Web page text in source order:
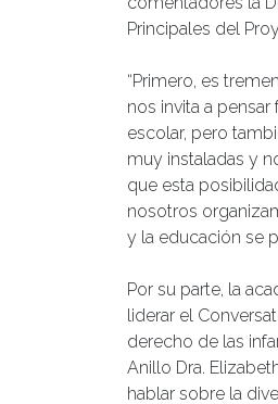
Principales del
“Primero, es
nos invita a
escolar, pero
muy instaladas y
que esta
nosotros
y la educación se
Por su parte, la
liderar el
derecho de las
Anillo Dra.
hablar sobre la